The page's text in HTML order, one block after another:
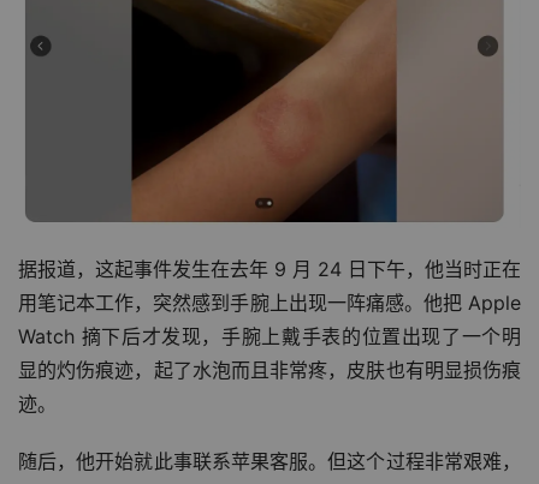
据报道，这起事件发生在去年 9 月 24 日下午，他当时正在
用笔记本工作，突然感到手腕上出现一阵痛感。他把 Apple
Watch 摘下后才发现，手腕上戴手表的位置出现了一个明
显的灼伤痕迹，起了水泡而且非常疼，皮肤也有明显损伤痕
迹。
随后，他开始就此事联系苹果客服。但这个过程非常艰难，